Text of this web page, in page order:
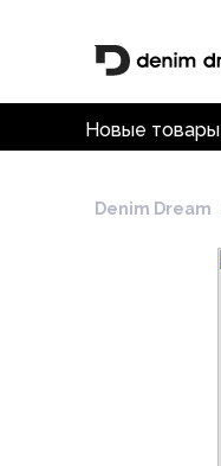
Новые товары
Denim Dream